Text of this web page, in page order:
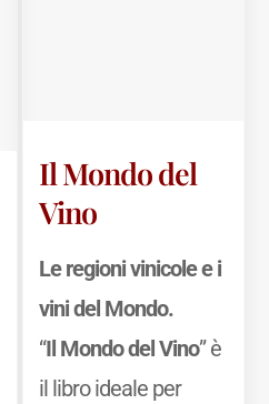
Il Mondo del
Vino
Le regioni vinicole e i
vini del Mondo.
“Il Mondo del Vino” è
il libro ideale per